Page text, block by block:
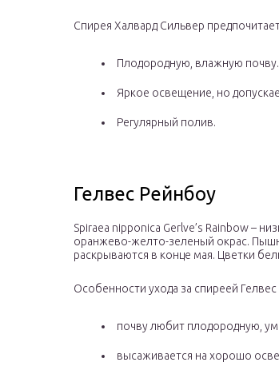
Спирея Халвард Сильвер
Плодородную, влажную почву.
Яркое освещение, но
Регулярный полив.
Гелвес Рейнбоу
Spiraea nipponica Gerlve’s Rainbow –
оранжево-желто-зеленый окрас.
раскрываются в конце мая. Цветки
Особенности ухода за спиреей
почву любит плодородную,
высаживается на хорошо